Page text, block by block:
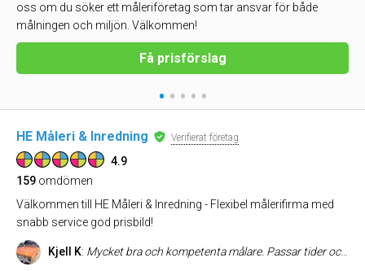
oss om du söker ett måleriföretag som tar ansvar för både
målningen och miljön. Välkommen!
Få prisförslag
• • • • •
HE Måleri & Inredning Verifierat företag
4.9
159 omdömen
Välkommen till HE Måleri & Inredning - Flexibel målerifirma med
snabb service god prisbild!
Kjell K: Mycket bra och kompetenta målare. Passar tider och mycket trevligt bemötande. Utförande i toppklass. Kan verkligen rekommendera detta företag